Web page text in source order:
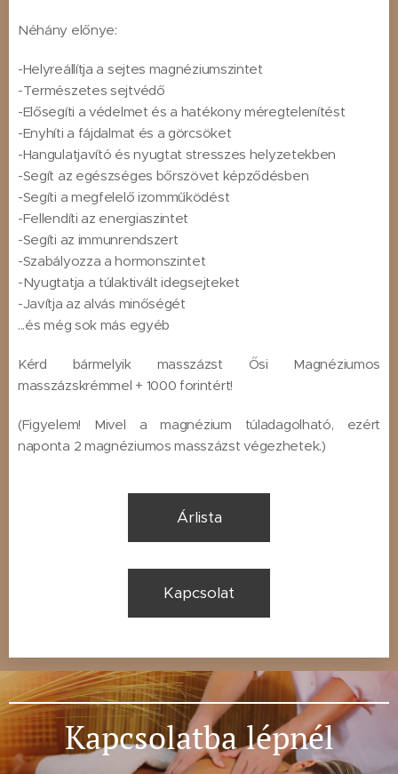
Néhány előnye:
-Helyreállítja a sejtes magnéziumszintet
-Természetes sejtvédő
-Elősegíti a védelmet és a hatékony méregtelenítést
-Enyhíti a fájdalmat és a görcsöket
-Hangulatjavító és nyugtat stresszes helyzetekben
-Segít az egészséges bőrszövet képződésben
-Segíti a megfelelő izomműködést
-Fellendíti az energiaszintet
-Segíti az immunrendszert
-Szabályozza a hormonszintet
-Nyugtatja a túlaktivált idegsejteket
-Javítja az alvás minőségét
...és még sok más egyéb
Kérd bármelyik masszázst Ősi Magnéziumos
masszázskrémmel + 1000 forintért!
(Figyelem! Mivel a magnézium túladagolható, ezért
naponta 2 magnéziumos masszázst végezhetek.)
Árlista
Kapcsolat
Kapcsolatba lépnél